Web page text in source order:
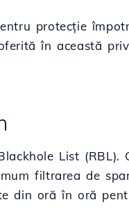
protecție
în această
List (RBL).
filtrarea de
din oră în oră